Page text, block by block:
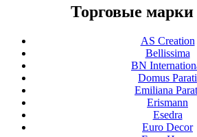
Торговые марки
AS Creation
Bellissima
BN
Domus Parati
Emiliana
Erismann
Esedra
Euro Decor